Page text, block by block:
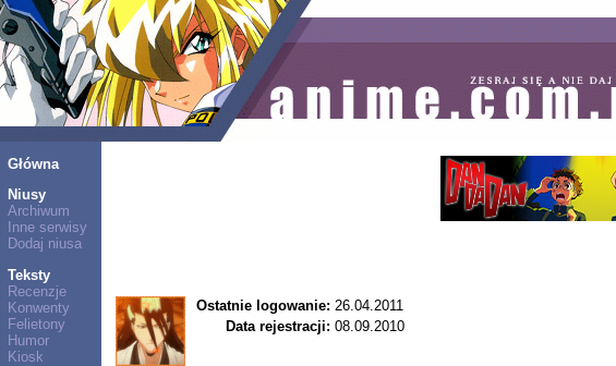
Główna
Niusy
Archiwum
Inne serwisy
Dodaj niusa
Teksty
Recenzje
Konwenty
Felietony
Humor
Kiosk
Ostatnie logowanie: 26.04.2011
Data rejestracji: 08.09.2010